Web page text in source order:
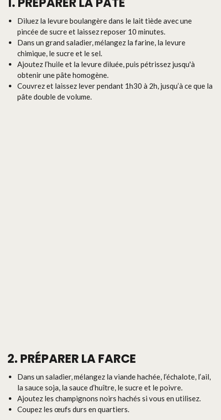
Diluez la levure boulangère dans le lait tiède avec une
pincée de sucre et laissez reposer 10 minutes.
Dans un grand saladier, mélangez la farine, la levure
chimique, le sucre et le sel.
Ajoutez l’huile et la levure diluée, puis pétrissez jusqu'à
obtenir une pâte homogène.
Couvrez et laissez lever pendant 1h30 à 2h, jusqu’à ce que la
pâte double de volume.
2. PRÉPARER LA FARCE
Dans un saladier, mélangez la viande hachée, l’échalote, l’ail,
la sauce soja, la sauce d’huître, le sucre et le poivre.
Ajoutez les champignons noirs hachés si vous en utilisez.
Coupez les œufs durs en quartiers.